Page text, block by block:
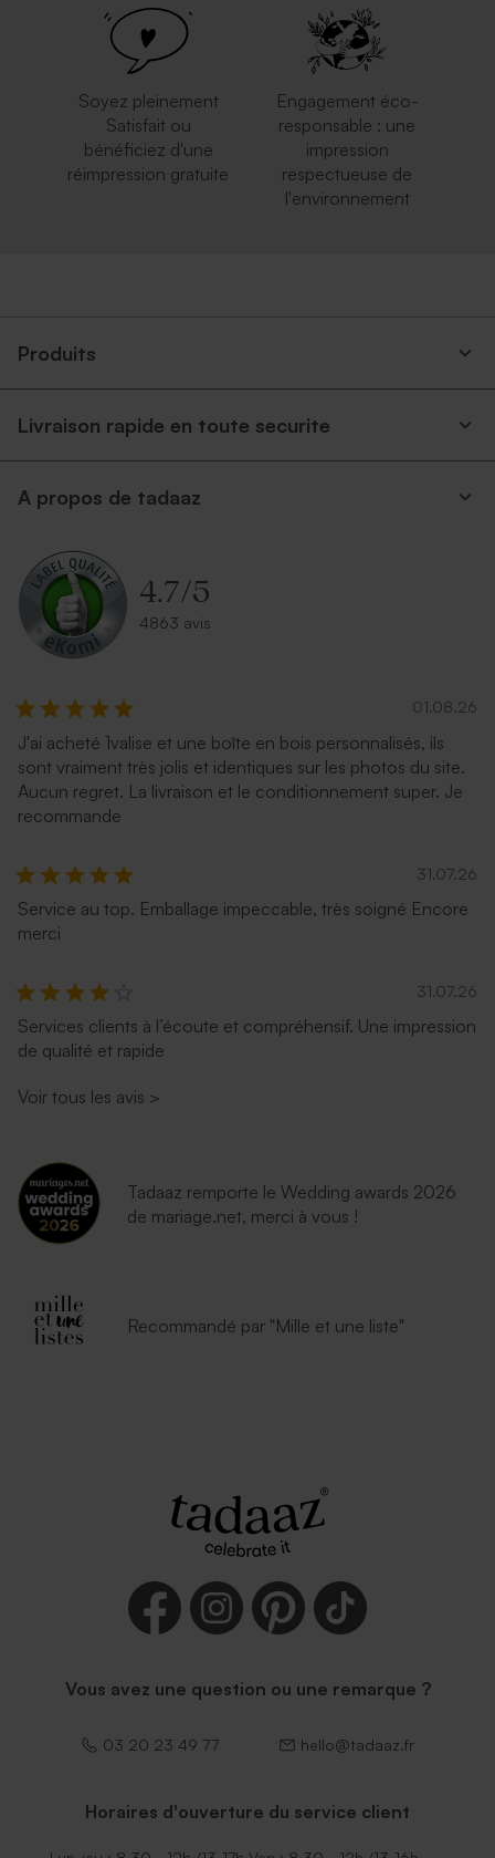
Soyez pleinement
Satisfait ou
bénéficiez d'une
réimpression gratuite
Engagement éco-
responsable : une
impression
respectueuse de
l'environnement
Produits
Livraison rapide en toute securite
A propos de tadaaz
4.7/5
4863 avis
01.08.26
J'ai acheté 1valise et une boîte en bois personnalisés, ils
sont vraiment très jolis et identiques sur les photos du site.
Aucun regret. La livraison et le conditionnement super. Je
recommande
31.07.26
Service au top. Emballage impeccable, très soigné Encore
merci
31.07.26
Services clients à l’écoute et compréhensif. Une impression
de qualité et rapide
Voir tous les avis >
Tadaaz remporte le Wedding awards 2026
de mariage.net, merci à vous !
Recommandé par "Mille et une liste"
Vous avez une question ou une remarque ?
03 20 23 49 77 hello@tadaaz.fr
Horaires d'ouverture du service client